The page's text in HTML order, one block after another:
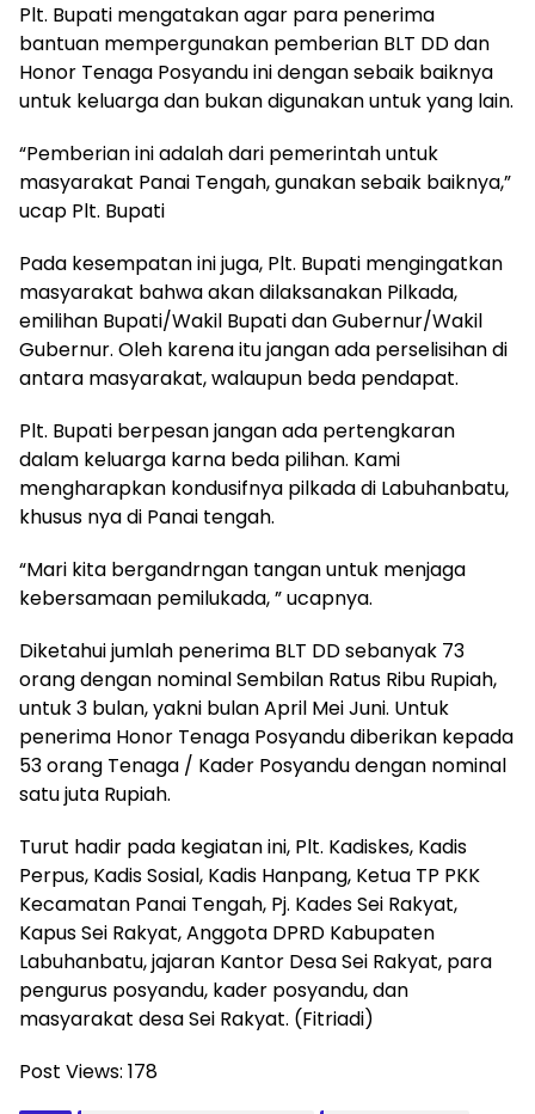
Plt. Bupati mengatakan agar para penerima
bantuan mempergunakan pemberian BLT DD dan
Honor Tenaga Posyandu ini dengan sebaik baiknya
untuk keluarga dan bukan digunakan untuk yang lain.
“Pemberian ini adalah dari pemerintah untuk
masyarakat Panai Tengah, gunakan sebaik baiknya,”
ucap Plt. Bupati
Pada kesempatan ini juga, Plt. Bupati mengingatkan
masyarakat bahwa akan dilaksanakan Pilkada,
emilihan Bupati/Wakil Bupati dan Gubernur/Wakil
Gubernur. Oleh karena itu jangan ada perselisihan di
antara masyarakat, walaupun beda pendapat.
Plt. Bupati berpesan jangan ada pertengkaran
dalam keluarga karna beda pilihan. Kami
mengharapkan kondusifnya pilkada di Labuhanbatu,
khusus nya di Panai tengah.
“Mari kita bergandrngan tangan untuk menjaga
kebersamaan pemilukada, ” ucapnya.
Diketahui jumlah penerima BLT DD sebanyak 73
orang dengan nominal Sembilan Ratus Ribu Rupiah,
untuk 3 bulan, yakni bulan April Mei Juni. Untuk
penerima Honor Tenaga Posyandu diberikan kepada
53 orang Tenaga / Kader Posyandu dengan nominal
satu juta Rupiah.
Turut hadir pada kegiatan ini, Plt. Kadiskes, Kadis
Perpus, Kadis Sosial, Kadis Hanpang, Ketua TP PKK
Kecamatan Panai Tengah, Pj. Kades Sei Rakyat,
Kapus Sei Rakyat, Anggota DPRD Kabupaten
Labuhanbatu, jajaran Kantor Desa Sei Rakyat, para
pengurus posyandu, kader posyandu, dan
masyarakat desa Sei Rakyat. (Fitriadi)
Post Views: 178